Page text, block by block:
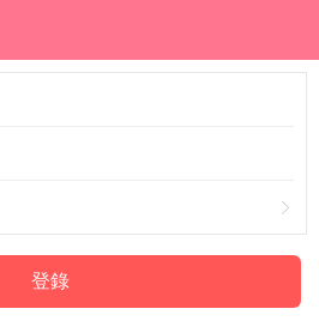
登錄